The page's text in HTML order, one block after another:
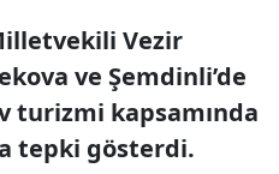
Vezir
ve Şemdinli’de
turizmi kapsamında
tepki gösterdi.